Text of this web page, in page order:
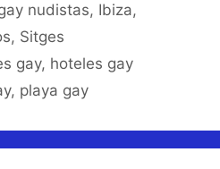
nudistas, Ibiza,
, Sitges
gay, hoteles gay
, playa gay